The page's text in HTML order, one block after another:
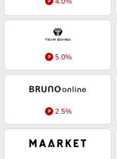
日用品・キッチン用品
コスメ・健康・医薬品
エンタメ
インテリア・寝具
初回購入者限定特典
対象ストア新規限定特典
新着ストアのご紹介
電子書籍特集
楽天ペイ導入ストア
楽天サービス特集
わくわく夏特集
とことん買い物チャレンジ
友達紹介
楽天IDでログイン/会員登録
5.0%
2.5%